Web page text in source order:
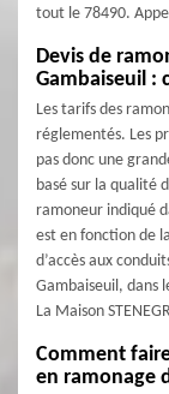
tout le 78490.
Devis de
Gambaiseuil :
Les tarifs des
réglementés. Les
pas donc une
basé sur la qualité
ramoneur indiqué
est en fonction de
d’accès aux
Gambaiseuil, dans
La Maison
Comment
en ramonage